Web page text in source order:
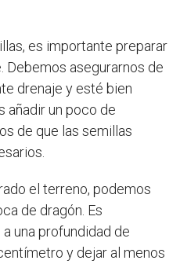
es importante preparar
Debemos asegurarnos de
drenaje y esté bien
añadir un poco de
de que las semillas
el terreno, podemos
de dragón. Es
una profundidad de
y dejar al menos